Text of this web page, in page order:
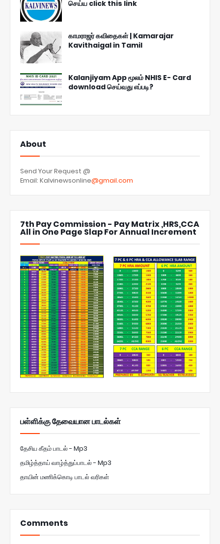
செய்ய click this link
காமராஜர் கவிதைகள் | Kamarajar
Kavithaigal in Tamil
Kalanjiyam App மூலம் NHIS E- Card
download செய்வது எப்படி?
About
Send Your Request @
Email: Kalvinewsonline@gmail.com
7th Pay Commission - Pay Matrix ,HRS,CCA
All in One Page Slap For Annual Increment
பள்ளிக்கு தேவையான பாடல்கள்
தேசிய கீதம் பாடல் - Mp3
தமிழ்த்தாய் வாழ்த்துப்பாடல் - Mp3
தாயின் மணிக்கொடி பாடல் வரிகள்
Comments